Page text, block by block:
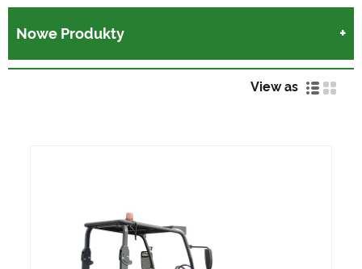
Nowe Produkty
View as